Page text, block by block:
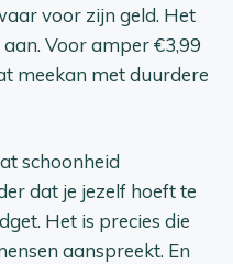
voor zijn geld. Het
Voor amper €3,99
meekan met duurdere
schoonheid
dat je jezelf hoeft te
Het is precies die
aanspreekt. En